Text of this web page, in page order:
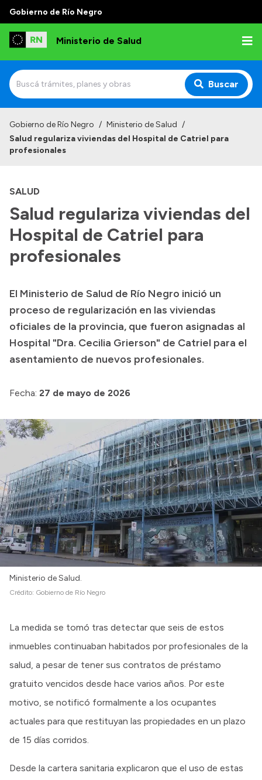
Gobierno de Río Negro
Ministerio de Salud
Buscar
Institucional
Autoridades
Consejos locales
Transparencia
Boletín Oficial
Compras y licitaciones
Consulta de expedientes
Consulta de pago a proveedores
Intranet
Login
Gobierno de Río Negro / Ministerio de Salud /
Salud regulariza viviendas del Hospital de Catriel para
profesionales
SALUD
Salud regulariza viviendas del
Hospital de Catriel para
profesionales
El Ministerio de Salud de Río Negro inició un
proceso de regularización en las viviendas
oficiales de la provincia, que fueron asignadas al
Hospital "Dra. Cecilia Grierson" de Catriel para el
asentamiento de nuevos profesionales.
Fecha: 27 de mayo de 2026
Ministerio de Salud.
Crédito: Gobierno de Río Negro
La medida se tomó tras detectar que seis de estos
inmuebles continuaban habitados por profesionales de la
salud, a pesar de tener sus contratos de préstamo
gratuito vencidos desde hace varios años. Por este
motivo, se notificó formalmente a los ocupantes
actuales para que restituyan las propiedades en un plazo
de 15 días corridos.
Desde la cartera sanitaria explicaron que el uso de estas